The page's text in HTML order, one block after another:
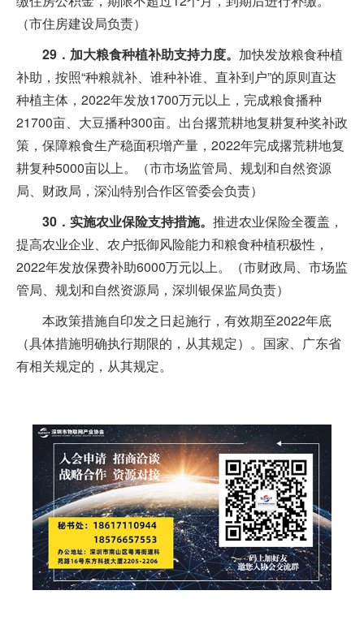
（市住房建设局负责）
29．加大粮食种植补助支持力度。 加快发放粮食种植
补助，按照“种粮就补、谁种补谁、直补到户”的原则直达
种植主体，2022年发放1700万元以上，完成粮食播种
21700亩、大豆播种300亩。出台撂荒耕地复耕复种奖补政
策，保障粮食生产稳面积增产量，2022年完成撂荒耕地复
耕复种5000亩以上。（市市场监管局、规划和自然资源
局、财政局，深汕特别合作区管委会负责）
30．实施农业保险支持措施。 推进农业保险全覆盖，
提高农业企业、农户抵御风险能力和粮食种植积极性，
2022年发放保费补助6000万元以上。（市财政局、市场监
管局、规划和自然资源局，深圳银保监局负责）
本政策措施自印发之日起施行，有效期至2022年底
（具体措施明确执行期限的，从其规定）。国家、广东省
有相关规定的，从其规定。